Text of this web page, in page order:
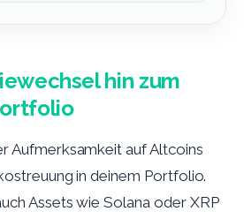
hin zum
Aufmerksamkeit auf Altcoins
in deinem Portfolio.
Assets wie Solana oder XRP